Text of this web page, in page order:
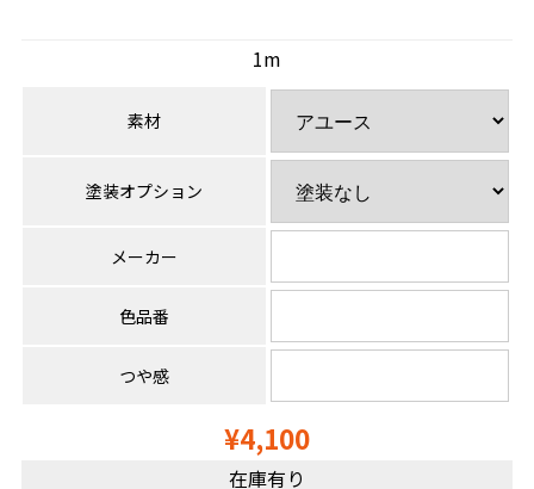
1m
素材
塗装オプション
メーカー
色品番
つや感
¥4,100
在庫有り